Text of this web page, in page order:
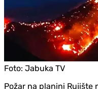
Foto: Jabuka TV
Požar na planini Rujište